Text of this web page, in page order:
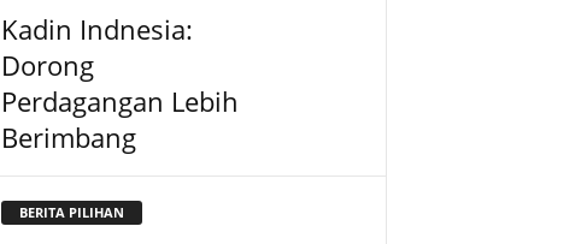
Kadin Indnesia:
Dorong
Perdagangan Lebih
Berimbang
BERITA PILIHAN